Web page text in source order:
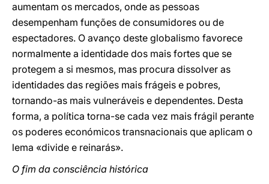
aumentam os mercados, onde as pessoas
desempenham funções de consumidores ou de
espectadores. O avanço deste globalismo favorece
normalmente a identidade dos mais fortes que se
protegem a si mesmos, mas procura dissolver as
identidades das regiões mais frágeis e pobres,
tornando-as mais vulneráveis e dependentes. Desta
forma, a política torna-se cada vez mais frágil perante
os poderes económicos transnacionais que aplicam o
lema «divide e reinarás».
O fim da consciência histórica